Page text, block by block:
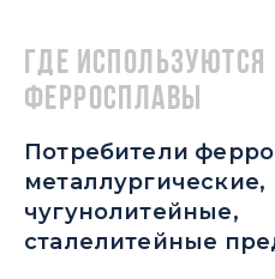
Где используются
ферросплавы
Потребители
металлургические,
чугунолитейные,
сталелитейные